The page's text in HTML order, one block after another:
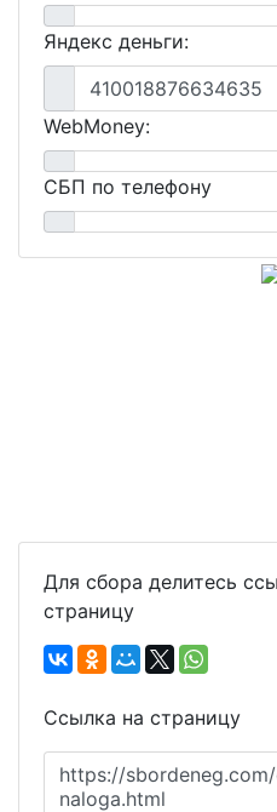
Яндекс деньги:
410018876634635
WebMoney:
СБП по телефону
Для сбора делитесь
страницу
Ссылка на страницу
https://
naloga.html